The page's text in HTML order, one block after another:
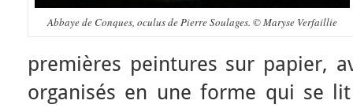
Abbaye de Conques, oculus de Pierre Soulages. © Maryse Verfaillie
premières peintures sur papier,
organisés en une forme qui se